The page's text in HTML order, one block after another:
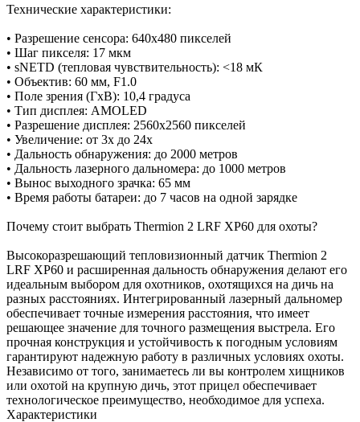
Технические характеристики:
• Разрешение сенсора: 640x480 пикселей
• Шаг пикселя: 17 мкм
• sNETD (тепловая чувствительность): <18 мК
• Объектив: 60 мм, F1.0
• Поле зрения (ГxВ): 10,4 градуса
• Тип дисплея: AMOLED
• Разрешение дисплея: 2560x2560 пикселей
• Увеличение: от 3x до 24x
• Дальность обнаружения: до 2000 метров
• Дальность лазерного дальномера: до 1000 метров
• Вынос выходного зрачка: 65 мм
• Время работы батареи: до 7 часов на одной зарядке
Почему стоит выбрать Thermion 2 LRF XP60 для охоты?
Высокоразрешающий тепловизионный датчик Thermion 2
LRF XP60 и расширенная дальность обнаружения делают его
идеальным выбором для охотников, охотящихся на дичь на
разных расстояниях. Интегрированный лазерный дальномер
обеспечивает точные измерения расстояния, что имеет
решающее значение для точного размещения выстрела. Его
прочная конструкция и устойчивость к погодным условиям
гарантируют надежную работу в различных условиях охоты.
Независимо от того, занимаетесь ли вы контролем хищников
или охотой на крупную дичь, этот прицел обеспечивает
технологическое преимущество, необходимое для успеха.
Характеристики